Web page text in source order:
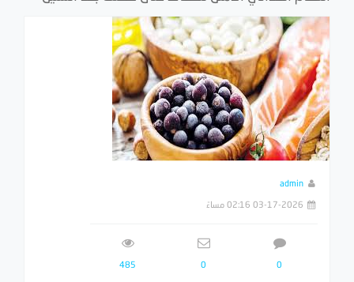
admin
03-17-2026 02:16 مساءً
0
0
485